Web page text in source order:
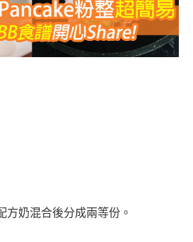
方奶混合後分成兩等份。